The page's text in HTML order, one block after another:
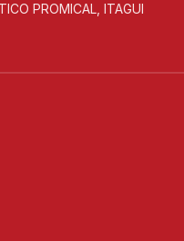
PROMICAL, ITAGUI